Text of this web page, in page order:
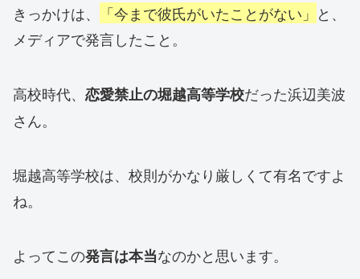
きっかけは、 「今まで彼氏がいたことがない」 と、
メディアで発言したこと。
高校時代、 恋愛禁止の堀越高等学校だった浜辺美波
さん。
堀越高等学校は、校則がかなり厳しくて有名ですよ
ね。
よってこの発言は本当なのかと思います。